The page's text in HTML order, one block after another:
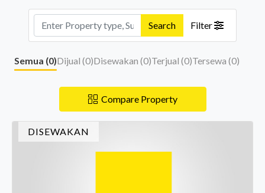
Search Filter
Semua (0)Dijual (0)Disewakan (0)Terjual (0)Tersewa (0)
Compare Property
DISEWAKAN